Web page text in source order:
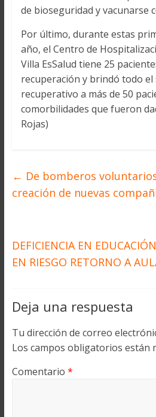
de bioseguridad y vacunarse
Por último, durante estas
año, el Centro de
Villa EsSalud tiene 25
recuperación y brindó todo
recuperativo a más de 50
comorbilidades que fueron
Rojas)
← De bomberos
creación de nuevas
DEFICIENCIA EN
EN RIESGO RETORNO A
Deja una respuesta
Tu dirección de correo
Los campos obligatorios están
Comentario *